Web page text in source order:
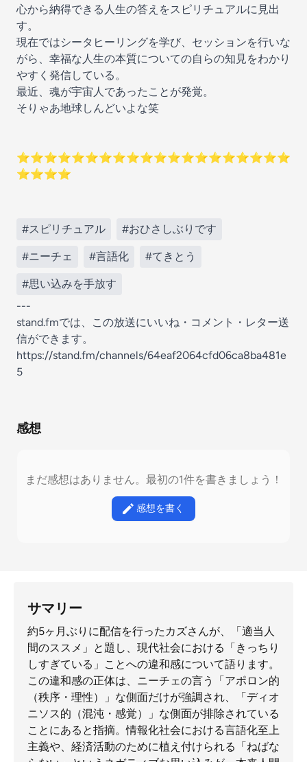
心から納得できる人生の答えをスピリチュアルに見出
す。
現在ではシータヒーリングを学び、セッションを行いな
がら、幸福な人生の本質についての自らの知見をわかり
やすく発信している。
最近、魂が宇宙人であったことが発覚。
そりゃあ地球しんどいよな笑
⭐︎⭐︎⭐︎⭐︎⭐︎⭐︎⭐︎⭐︎⭐︎⭐︎⭐︎⭐︎⭐︎⭐︎⭐︎⭐︎⭐︎⭐︎⭐︎⭐︎
⭐︎⭐︎⭐︎⭐︎
#スピリチュアル #おひさしぶりです
#ニーチェ #言語化 #てきとう
#思い込みを手放す
---
stand.fmでは、この放送にいいね・コメント・レター送
信ができます。
https://stand.fm/channels/64eaf2064cfd06ca8ba481e
5
感想
まだ感想はありません。最初の1件を書きましょう！
感想を書く
サマリー
約5ヶ月ぶりに配信を行ったカズさんが、「適当人
間のススメ」と題し、現代社会における「きっちり
しすぎている」ことへの違和感について語ります。
この違和感の正体は、ニーチェの言う「アポロン的
（秩序・理性）」な側面だけが強調され、「ディオ
ニソス的（混沌・感覚）」な側面が排除されている
ことにあると指摘。情報化社会における言語化至上
主義や、経済活動のために植え付けられる「ねばな